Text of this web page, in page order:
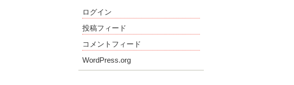
ログイン
投稿フィード
コメントフィード
WordPress.org